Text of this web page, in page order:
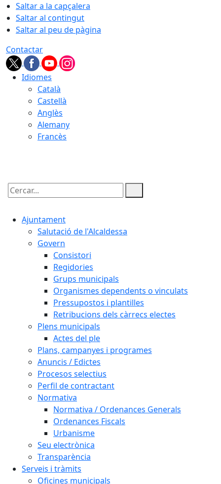
Saltar a la capçalera
Saltar al contingut
Saltar al peu de pàgina
Contactar
Idiomes
Català
Castellà
Anglès
Alemany
Francès
Cercar:
Ajuntament
Salutació de l'Alcaldessa
Govern
Consistori
Regidories
Grups municipals
Organismes dependents o vinculats
Pressupostos i plantilles
Retribucions dels càrrecs electes
Plens municipals
Actes del ple
Plans, campanyes i programes
Anuncis / Edictes
Procesos selectius
Perfil de contractant
Normativa
Normativa / Ordenances Generals
Ordenances Fiscals
Urbanisme
Seu electrònica
Transparència
Serveis i tràmits
Oficines municipals